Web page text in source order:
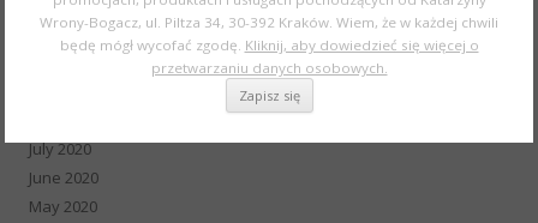
December 2020
November 2020
July 2020
June 2020
May 2020
Wrony-Bogacz, ul. Piltza 34, 30-392 Kraków. Wiem, że w każdej chwili
będę mógł wycofać zgodę. Kliknij, aby dowiedzieć się więcej o
przetwarzaniu danych osobowych.